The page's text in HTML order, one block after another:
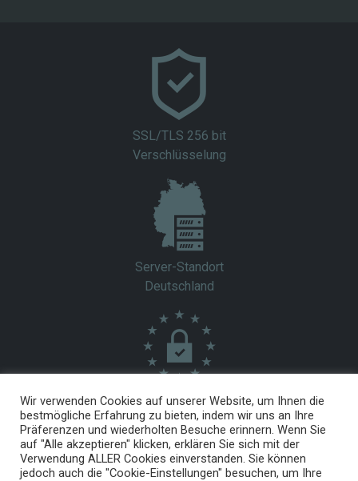
SSL/TLS 256 bit
Verschlüsselung
Server-Standort
Deutschland
EU-DSGVO
konform
Wir verwenden Cookies auf unserer Website, um Ihnen die
bestmögliche Erfahrung zu bieten, indem wir uns an Ihre
Präferenzen und wiederholten Besuche erinnern. Wenn Sie
auf "Alle akzeptieren" klicken, erklären Sie sich mit der
Verwendung ALLER Cookies einverstanden. Sie können
jedoch auch die "Cookie-Einstellungen" besuchen, um Ihre